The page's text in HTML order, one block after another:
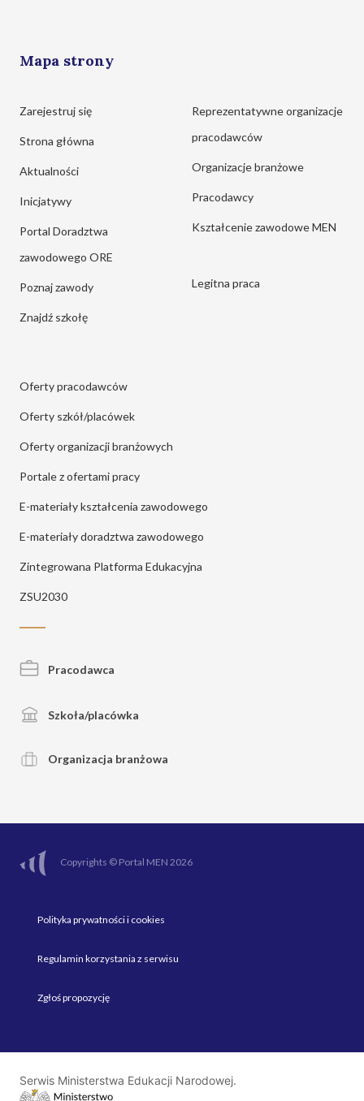
Mapa strony
Zarejestruj się
Strona główna
Aktualności
Inicjatywy
Portal Doradztwa
zawodowego ORE
Poznaj zawody
Znajdź szkołę
Reprezentatywne organizacje
pracodawców
Organizacje branżowe
Pracodawcy
Kształcenie zawodowe MEN
Legitna praca
Oferty pracodawców
Oferty szkół/placówek
Oferty organizacji branżowych
Portale z ofertami pracy
E-materiały kształcenia zawodowego
E-materiały doradztwa zawodowego
Zintegrowana Platforma Edukacyjna
ZSU2030
Pracodawca
Szkoła/placówka
Organizacja branżowa
Copyrights © Portal MEN 2026
Polityka prywatności i cookies
Regulamin korzystania z serwisu
Zgłoś propozycję
Serwis Ministerstwa Edukacji Narodowej.